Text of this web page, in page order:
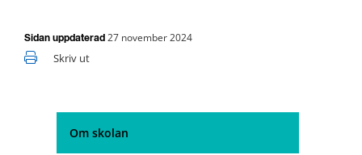
Om skolan
Sidan uppdaterad 27 november 2024
Skriv ut